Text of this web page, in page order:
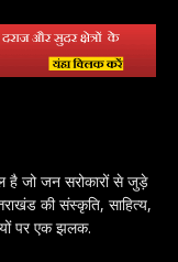
है जो जन सरोकारों से जुड़े
की संस्कृति, साहित्य,
पर एक झलक.